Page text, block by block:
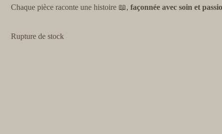
Chaque pièce raconte une histoire 📖, façonnée avec soin et
Rupture de stock